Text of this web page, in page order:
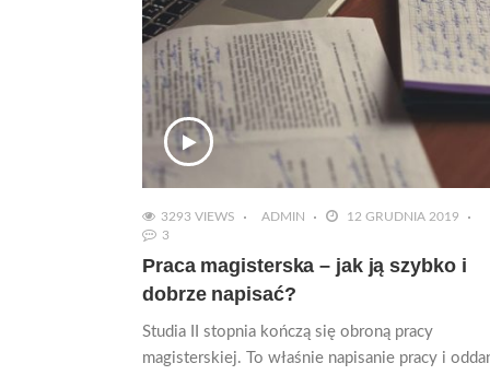
3293 VIEWS ADMIN
12 GRUDNIA 2019
3
Praca magisterska – jak ją szybko i
dobrze napisać?
Studia II stopnia kończą się obroną pracy
magisterskiej. To właśnie napisanie pracy i